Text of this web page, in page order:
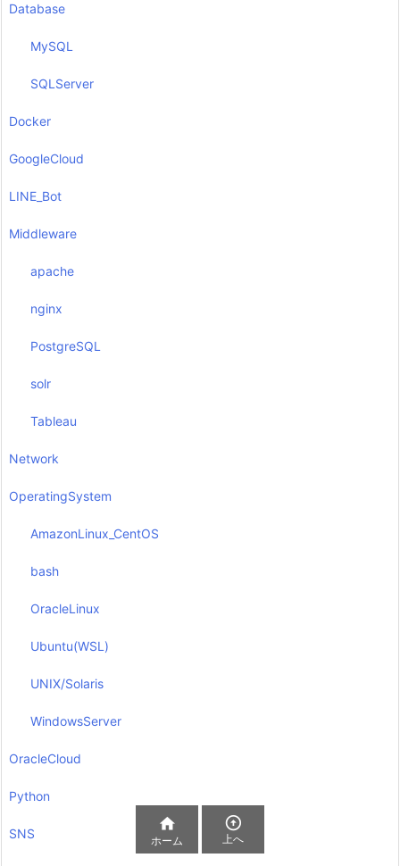
Database
MySQL
SQLServer
Docker
GoogleCloud
LINE_Bot
Middleware
apache
nginx
PostgreSQL
solr
Tableau
Network
OperatingSystem
AmazonLinux_CentOS
bash
OracleLinux
Ubuntu(WSL)
UNIX/Solaris
WindowsServer
OracleCloud
Python
SNS

ホーム

上へ